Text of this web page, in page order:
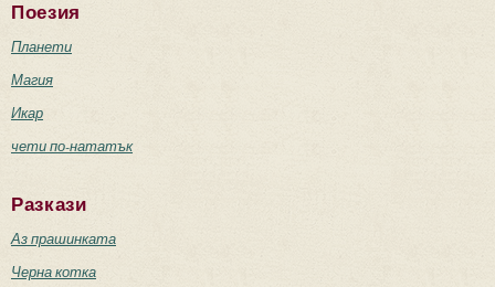
Поезия
Планети
Магия
Икар
чети по-нататък
Разкази
Аз прашинката
Черна котка